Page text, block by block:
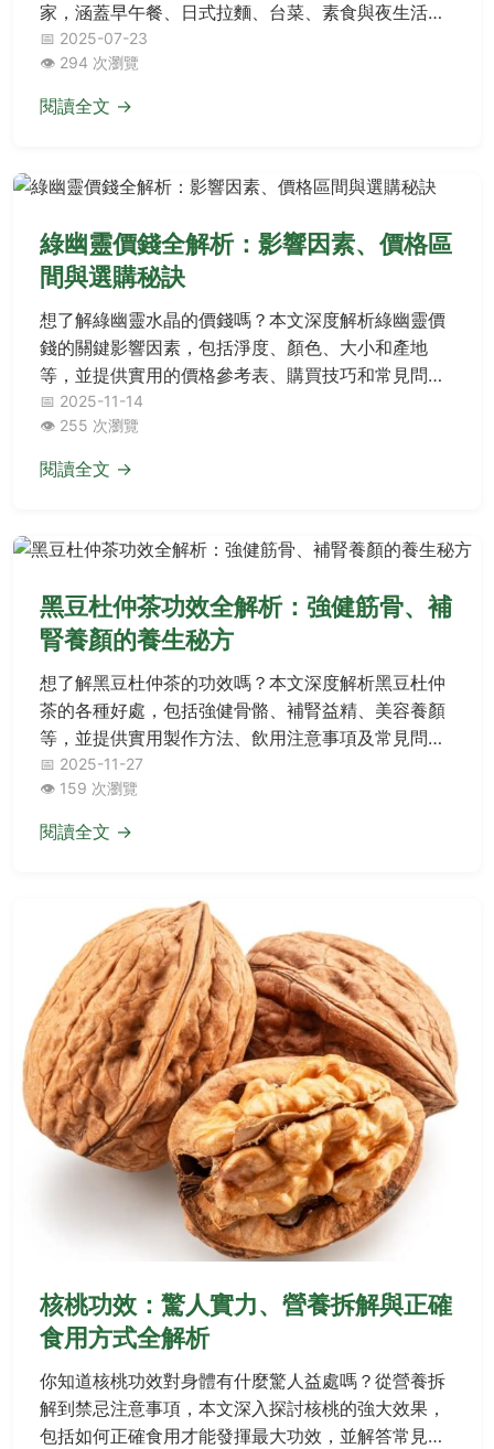
家，涵蓋早午餐、日式拉麵、台菜、素食與夜生活，
並提供餐廳類型指南、探索技巧與實戰Q&A，一次滿
足全天候美食之旅需求。
📅 2025-07-23
👁️ 294 次瀏覽
閱讀全文 →
綠幽靈價錢全解析：影響因素、價格區
間與選購秘訣
想了解綠幽靈水晶的價錢嗎？本文深度解析綠幽靈價
錢的關鍵影響因素，包括淨度、顏色、大小和產地
等，並提供實用的價格參考表、購買技巧和常見問題
解答。無論您是新手還是資深收藏家，都能獲得實用
建議，避免買貴或買到假貨，幫助您在決策前中後期
掌握所有必要資訊。
📅 2025-11-14
👁️ 255 次瀏覽
閱讀全文 →
黑豆杜仲茶功效全解析：強健筋骨、補
腎養顏的養生秘方
想了解黑豆杜仲茶的功效嗎？本文深度解析黑豆杜仲
茶的各種好處，包括強健骨骼、補腎益精、美容養顏
等，並提供實用製作方法、飲用注意事項及常見問
答，幫助您充分利用這款傳統養生茶飲，改善健康問
題。
📅 2025-11-27
👁️ 159 次瀏覽
閱讀全文 →
核桃功效：驚人實力、營養拆解與正確
食用方式全解析
你知道核桃功效對身體有什麼驚人益處嗎？從營養拆
解到禁忌注意事項，本文深入探討核桃的強大效果，
包括如何正確食用才能發揮最大功效，並解答常見疑